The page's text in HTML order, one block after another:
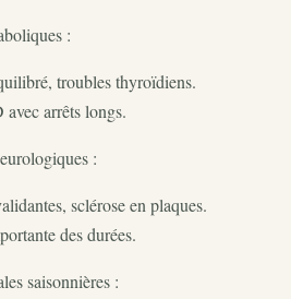
:
troubles thyroïdiens.
arrêts longs.
:
sclérose en plaques.
des durées.
saisonnières :